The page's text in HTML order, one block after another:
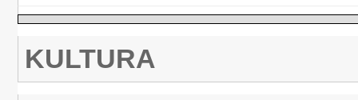
KULTURA